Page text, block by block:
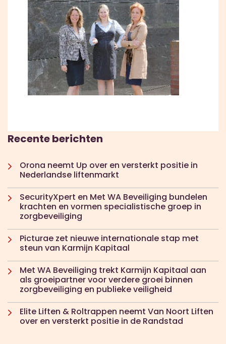
Recente berichten
Orona neemt Up over en versterkt positie in
Nederlandse liftenmarkt
SecurityXpert en Met WA Beveiliging bundelen
krachten en vormen specialistische groep in
zorgbeveiliging
Picturae zet nieuwe internationale stap met
steun van Karmijn Kapitaal
Met WA Beveiliging trekt Karmijn Kapitaal aan
als groeipartner voor verdere groei binnen
zorgbeveiliging en publieke veiligheid
Elite Liften & Roltrappen neemt Van Noort Liften
over en versterkt positie in de Randstad